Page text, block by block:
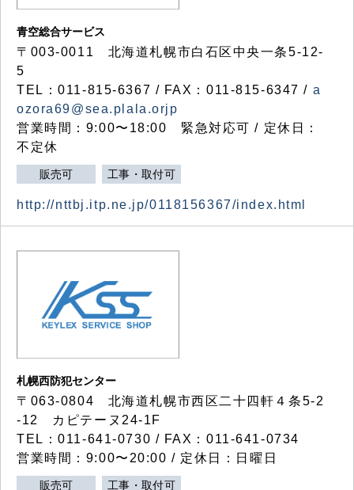
青空総合サービス
〒003-0011 北海道札幌市白石区中央一条5-12-
5
TEL：011-815-6367 / FAX：011-815-6347 / a
ozora69@sea.plala.orjp
営業時間：9:00〜18:00 緊急対応可 / 定休日：
不定休
販売可 工事・取付可
http://nttbj.itp.ne.jp/0118156367/index.html
札幌西防犯センター
〒063-0804 北海道札幌市西区二十四軒４条5-2
-12 カピテーヌ24-1F
TEL：011-641-0730 / FAX：011-641-0734
営業時間：9:00〜20:00 / 定休日：日曜日
販売可 工事・取付可